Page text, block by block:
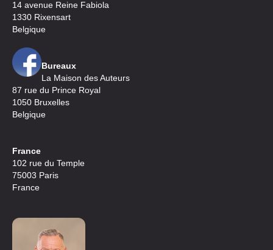
14 avenue Reine Fabiola
1330 Rixensart
Belgique
Bureaux
La Maison des Auteurs
87 rue du Prince Royal
1050 Bruxelles
Belgique
France
102 rue du Temple
75003 Paris
France